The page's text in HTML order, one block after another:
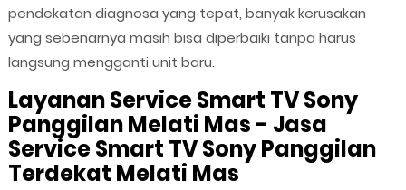
pendekatan diagnosa yang tepat, banyak kerusakan
yang sebenarnya masih bisa diperbaiki tanpa harus
langsung mengganti unit baru.
Layanan Service Smart TV Sony
Panggilan Melati Mas - Jasa
Service Smart TV Sony Panggilan
Terdekat Melati Mas